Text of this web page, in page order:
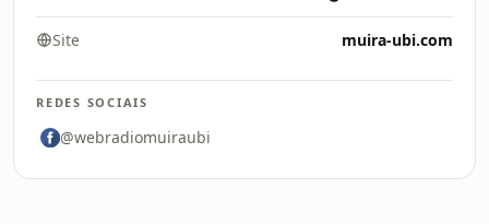
Site muira-ubi.com
REDES SOCIAIS
@webradiomuiraubi